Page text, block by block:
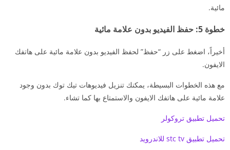
مائية.
خطوة 5: حفظ الفيديو بدون علامة مائية
أخيراً، اضغط على زر “حفظ” لحفظ الفيديو بدون علامة مائية على هاتفك
الايفون.
مع هذه الخطوات البسيطة، يمكنك تنزيل فيديوهات تيك توك بدون وجود
علامة مائية على هاتفك الايفون والاستمتاع بها كما تشاء.
تحميل تطبيق تروكولر
تحميل تطبيق stc tv للاندرويد